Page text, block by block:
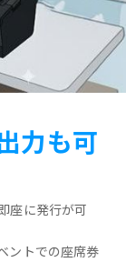
力も可
座に発行が可
ントでの座席券